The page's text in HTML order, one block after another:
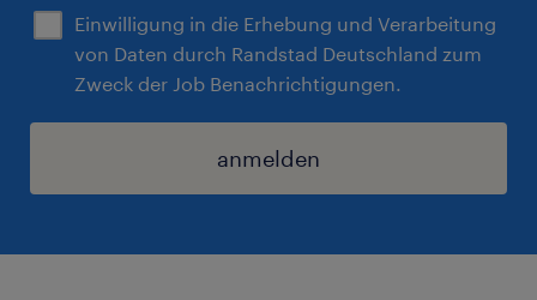
Einwilligung in die Erhebung und Verarbeitung
von Daten durch Randstad Deutschland zum
Zweck der Job Benachrichtigungen.
anmelden